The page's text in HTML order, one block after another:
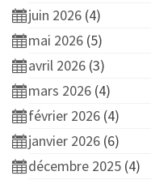
juin 2026 (4)
mai 2026 (5)
avril 2026 (3)
mars 2026 (4)
février 2026 (4)
janvier 2026 (6)
décembre 2025 (4)